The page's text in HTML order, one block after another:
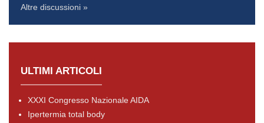
Altre discussioni »
ULTIMI ARTICOLI
XXXI Congresso Nazionale AIDA
Ipertermia total body